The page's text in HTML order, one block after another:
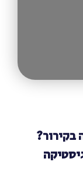
בקירור?